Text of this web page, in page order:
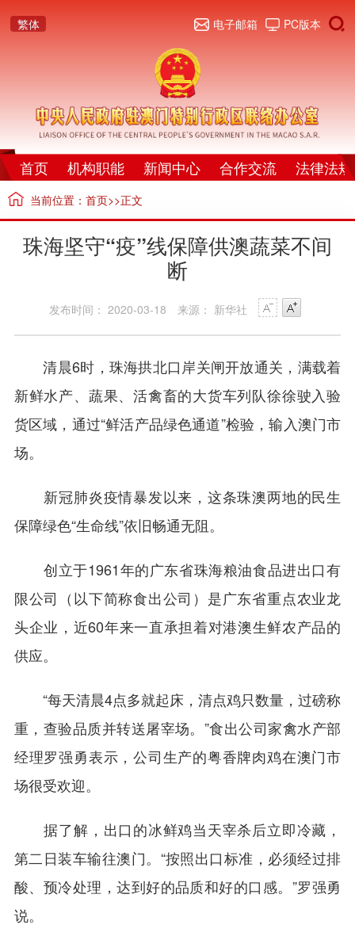
繁体 PC版本
电子邮箱
首页 机构职能 新闻中心 合作交流 法律法规
当前位置： 首页>>正文
珠海坚守“疫”线保障供澳蔬菜不间
断
发布时间： 2020-03-18 来源： 新华社
清晨6时，珠海拱北口岸关闸开放通关，满载着
新鲜水产、蔬果、活禽畜的大货车列队徐徐驶入验
货区域，通过“鲜活产品绿色通道”检验，输入澳门市
场。
新冠肺炎疫情暴发以来，这条珠澳两地的民生
保障绿色“生命线”依旧畅通无阻。
创立于1961年的广东省珠海粮油食品进出口有
限公司（以下简称食出公司）是广东省重点农业龙
头企业，近60年来一直承担着对港澳生鲜农产品的
供应。
“每天清晨4点多就起床，清点鸡只数量，过磅称
重，查验品质并转送屠宰场。”食出公司家禽水产部
经理罗强勇表示，公司生产的粤香牌肉鸡在澳门市
场很受欢迎。
据了解，出口的冰鲜鸡当天宰杀后立即冷藏，
第二日装车输往澳门。“按照出口标准，必须经过排
酸、预冷处理，达到好的品质和好的口感。”罗强勇
说。